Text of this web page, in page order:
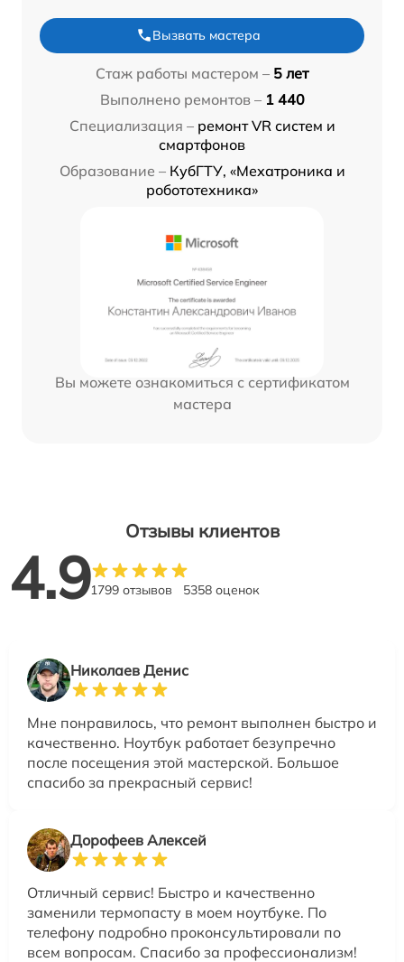
Вызвать мастера
Стаж работы мастером – 5 лет
Выполнено ремонтов – 1 440
Специализация – ремонт VR систем и
смартфонов
Образование – КубГТУ, «Мехатроника и
робототехника»
Вы можете ознакомиться с сертификатом
мастера
Отзывы клиентов
4.91799 отзывов 5358 оценок
Николаев Денис
Мне понравилось, что ремонт выполнен быстро и
качественно. Ноутбук работает безупречно
после посещения этой мастерской. Большое
спасибо за прекрасный сервис!
Дорофеев Алексей
Отличный сервис! Быстро и качественно
заменили термопасту в моем ноутбуке. По
телефону подробно проконсультировали по
всем вопросам. Спасибо за профессионализм!